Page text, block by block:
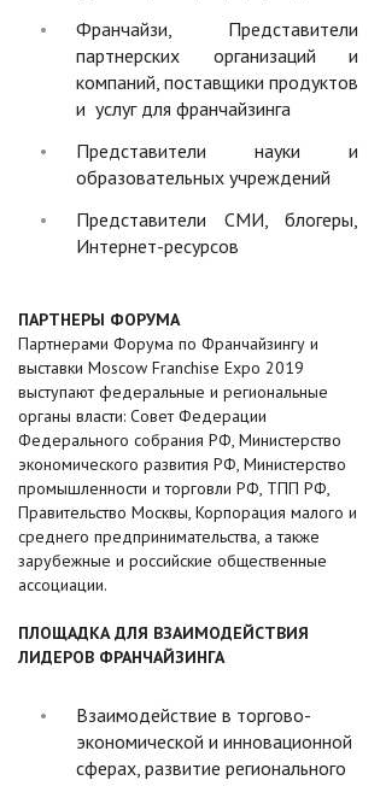
Франчайзи, Представители
партнерских организаций и
компаний, поставщики продуктов
и услуг для франчайзинга
Представители науки и
образовательных учреждений
Представители СМИ, блогеры,
Интернет-ресурсов
ПАРТНЕРЫ ФОРУМА
Партнерами Форума по Франчайзингу и
выставки Moscow Franchise Expo 2019
выступают федеральные и региональные
органы власти: Совет Федерации
Федерального собрания РФ, Министерство
экономического развития РФ, Министерство
промышленности и торговли РФ, ТПП РФ,
Правительство Москвы, Корпорация малого и
среднего предпринимательства, а также
зарубежные и российские общественные
ассоциации.
ПЛОЩАДКА ДЛЯ ВЗАИМОДЕЙСТВИЯ
ЛИДЕРОВ ФРАНЧАЙЗИНГА
Взаимодействие в торгово-
экономической и инновационной
сферах, развитие регионального